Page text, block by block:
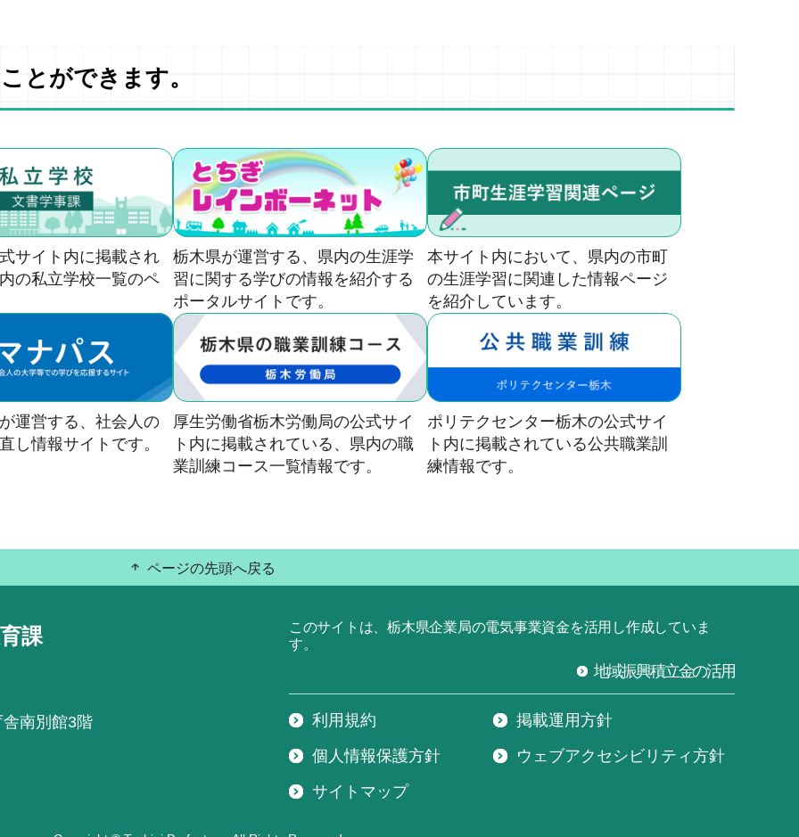
とができます。
サイト内に掲載され
の私立学校一覧のペ
栃木県が運営する、県内の生涯学
習に関する学びの情報を紹介する
ポータルサイトです。
本サイト内において、県内の市町
の生涯学習に関連した情報ページ
を紹介しています。
運営する、社会人の
し情報サイトです。
厚生労働省栃木労働局の公式サイ
ト内に掲載されている、県内の職
業訓練コース一覧情報です。
ポリテクセンター栃木の公式サイ
ト内に掲載されている公共職業訓
練情報です。
ページの先頭へ戻る
課
南別館3階
このサイトは、栃木県企業局の電気事業資金を活用し作成していま
す。
地域振興積立金の活用
利用規約
掲載運用方針
個人情報保護方針
ウェブアクセシビリティ方針
サイトマップ